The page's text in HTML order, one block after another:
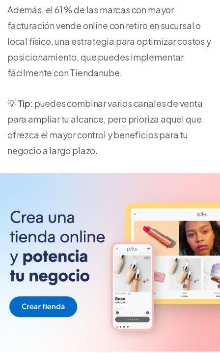
Además, el 61 % de las marcas con mayor
facturación vende online con retiro en sucursal o
local físico, una estrategia para optimizar costos y
posicionamiento, que puedes implementar
fácilmente con Tiendanube.
💡Tip: puedes combinar varios canales de venta
para ampliar tu alcance, pero prioriza aquel que
ofrezca el mayor control y beneficios para tu
negocio a largo plazo.